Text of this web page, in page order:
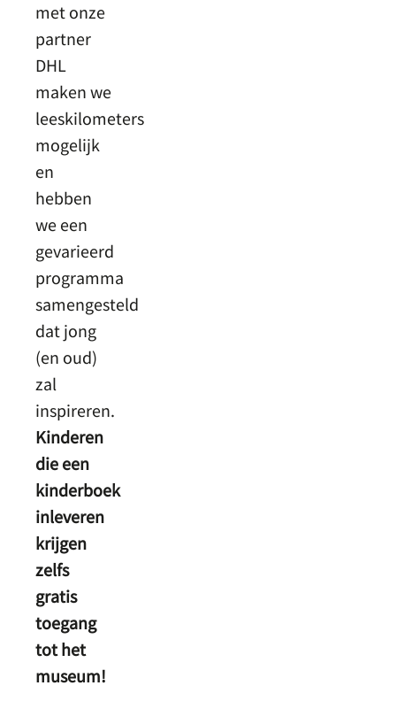
met onze
partner
DHL
maken we
leeskilometers
mogelijk
en
hebben
we een
gevarieerd
programma
samengesteld
dat jong
(en oud)
zal
inspireren.
Kinderen
die een
kinderboek
inleveren
krijgen
zelfs
gratis
toegang
tot het
museum!